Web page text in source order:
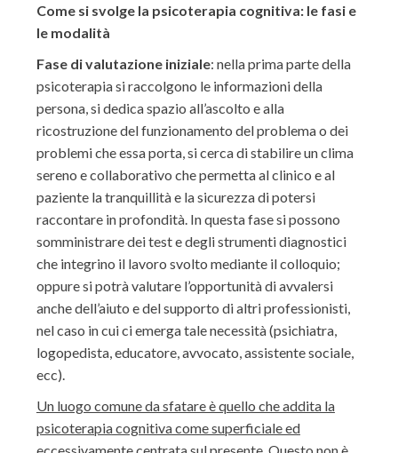
Come si svolge la psicoterapia cognitiva: le fasi e
le modalità
Fase di valutazione iniziale: nella prima parte della
psicoterapia si raccolgono le informazioni della
persona, si dedica spazio all’ascolto e alla
ricostruzione del funzionamento del problema o dei
problemi che essa porta, si cerca di stabilire un clima
sereno e collaborativo che permetta al clinico e al
paziente la tranquillità e la sicurezza di potersi
raccontare in profondità. In questa fase si possono
somministrare dei test e degli strumenti diagnostici
che integrino il lavoro svolto mediante il colloquio;
oppure si potrà valutare l’opportunità di avvalersi
anche dell’aiuto e del supporto di altri professionisti,
nel caso in cui ci emerga tale necessità (psichiatra,
logopedista, educatore, avvocato, assistente sociale,
ecc).
Un luogo comune da sfatare è quello che addita la
psicoterapia cognitiva come superficiale ed